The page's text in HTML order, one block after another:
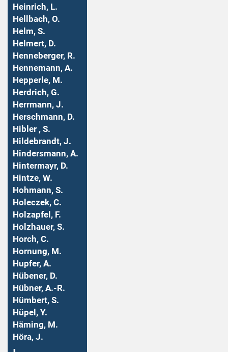
Heinrich, L.
Hellbach, O.
Helm, S.
Helmert, D.
Henneberger, R.
Hennemann, A.
Hepperle, M.
Herdrich, G.
Herrmann, J.
Herschmann, D.
Hibler , S.
Hildebrandt, J.
Hindersmann, A.
Hintermayr, D.
Hintze, W.
Hohmann, S.
Holeczek, C.
Holzapfel, F.
Holzhauer, S.
Horch, C.
Hornung, M.
Hupfer, A.
Hübener, D.
Hübner, A.-R.
Hümbert, S.
Hüpel, Y.
Häming, M.
Höra, J.